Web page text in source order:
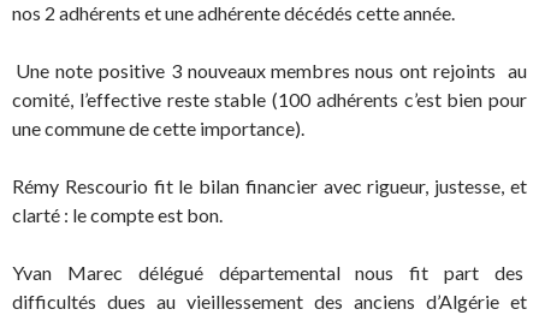
nos 2 adhérents et une adhérente décédés cette année.
Une note positive 3 nouveaux membres nous ont rejoints au
comité, l’effective reste stable (100 adhérents c’est bien pour
une commune de cette importance).
Rémy Rescourio fit le bilan financier avec rigueur, justesse, et
clarté : le compte est bon.
Yvan Marec délégué départemental nous fit part des
difficultés dues au vieillessement des anciens d’Algérie et